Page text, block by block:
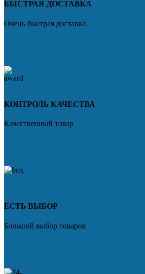
БЫСТРАЯ ДОСТАВКА
Очень быстрая доставка.
КОНТРОЛЬ КАЧЕСТВА
Качественный товар
ЕСТЬ ВЫБОР
Большой выбор товаров